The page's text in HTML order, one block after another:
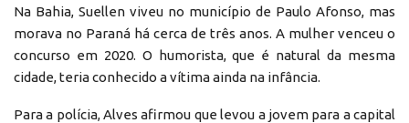
Na Bahia, Suellen viveu no município de Paulo Afonso, mas
morava no Paraná há cerca de três anos. A mulher venceu o
concurso em 2020. O humorista, que é natural da mesma
cidade, teria conhecido a vítima ainda na infância.
Para a polícia, Alves afirmou que levou a jovem para a capital